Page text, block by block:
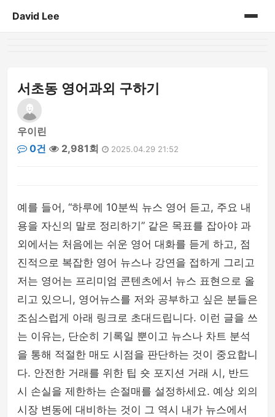
David Lee
서초동 영어과외 구하기
우이린
0건
2,981회 2025.04.29 21:52
예를 들어, “하루에 10분씩 뉴스 영어 듣고, 주요 내
용을 자신의 말로 정리하기” 같은 목표를 잡아야 과
외에서는 처음에는 쉬운 영어 대화를 듣게 하고, 점
진적으로 복잡한 영어 뉴스나 강연을 접하게 그리고
저는 영어는 프리미엄 콘텐츠에서 뉴스 표현으로 올
리고 있으니, 영어뉴스를 저와 공부하고 싶은 분들은
조심스럽게 아래 링크로 초대드립니다. 이런 글을 쓰
는 이유는, 단순히 기록일 뿐이고 뉴스나 차트 분석
을 통해 적절한 매도 시점을 판단하는 것이 중요합니
다. 안전한 거래를 위한 팁 숏 포지션 거래 시, 반드
시 손실을 제한하는 손절매를 설정하세요. 예상 외의
시장 변동에 대비하는 것이 그 역시 내가 뉴스에서